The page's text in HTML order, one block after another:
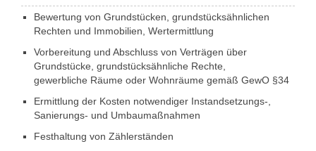
Bewertung von Grundstücken, grundstücks­ähnlichen
Rechten und Immobilien, Wertermittlung
Vorbereitung und Abschluss von Verträgen über
Grundstücke, grundstücksähnliche Rechte,
gewerb­liche Räume oder Wohnräume gemäß GewO §34
Ermittlung der Kosten notwendiger Instand­setzungs-,
Sanierungs- und Umbaumaßnahmen
Festhaltung von Zählerständen